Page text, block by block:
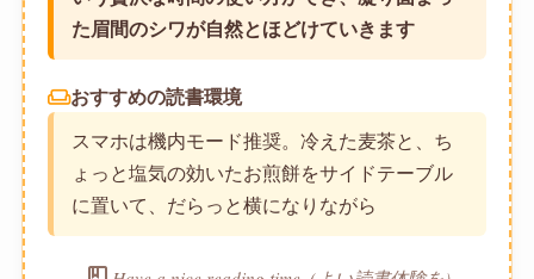
た眉間のシワが自然とほどけていきます
weekendおすすめの読書環境
スマホは機内モード推奨。冷えた麦茶と、ち
ょっと塩気の効いたお煎餅をサイドテーブル
に置いて、だらっと横になりながら